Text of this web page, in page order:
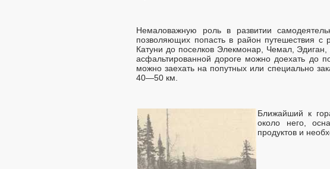
Немаловажную роль в развитии
позволяющих попасть в район путешествия с
Катуни до поселков Элекмонар, Чемал,
асфальтированной дороге можно доехать до
можно заехать на попутных или специально
40—50 км.
Ближайший к
около него,
продуктов и